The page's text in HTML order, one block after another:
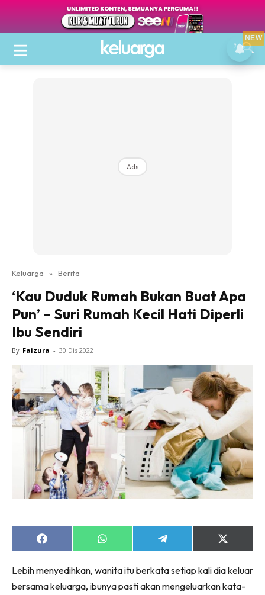
Ads
Keluarga » Berita
‘Kau Duduk Rumah Bukan Buat Apa
Pun’ – Suri Rumah Kecil Hati Diperli
Ibu Sendiri
By Faizura - 30 Dis 2022
Share
on
Share
on
Share
on
Share
on
(Twitter)
Lebih menyedihkan, wanita itu berkata setiap kali dia keluar
bersama keluarga, ibunya pasti akan mengeluarkan kata-
NEW